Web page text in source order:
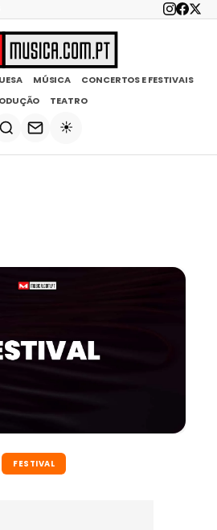
MÚSICA
CONCERTOS E FESTIVAIS
TEATRO
☀️
FESTIVAL